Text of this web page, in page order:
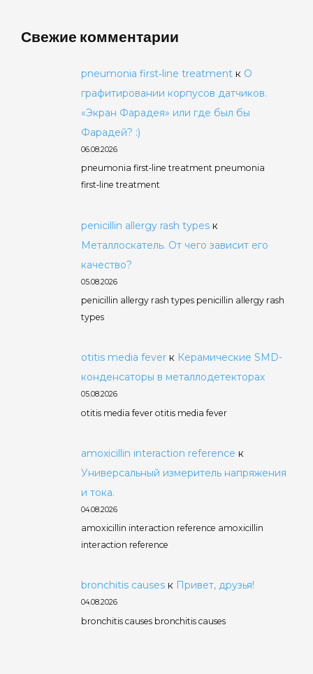
Свежие комментарии
pneumonia first‑line treatmentк О
графитировании корпусов датчиков.
«Экран Фарадея» или где был бы
Фарадей? :)
06.08.2026
pneumonia first‑line treatment pneumonia
first‑line treatment
penicillin allergy rash typesк
Металлоскатель. От чего зависит его
качество?
05.08.2026
penicillin allergy rash types penicillin allergy rash
types
otitis media feverк Керамические SMD-
конденсаторы в металлодетекторах
05.08.2026
otitis media fever otitis media fever
amoxicillin interaction reference к
Универсальный измеритель напряжения
и тока.
04.08.2026
amoxicillin interaction reference amoxicillin
interaction reference
bronchitis causesк Привет, друзья!
04.08.2026
bronchitis causes bronchitis causes